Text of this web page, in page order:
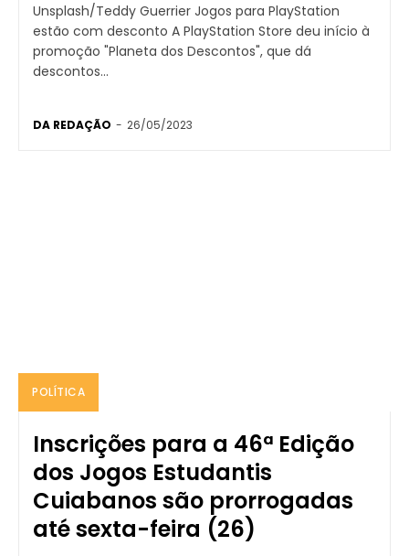
Unsplash/Teddy Guerrier Jogos para PlayStation
estão com desconto A PlayStation Store deu início à
promoção "Planeta dos Descontos", que dá
descontos...
DA REDAÇÃO - 26/05/2023
POLÍTICA
Inscrições para a 46ª Edição
dos Jogos Estudantis
Cuiabanos são prorrogadas
até sexta-feira (26)